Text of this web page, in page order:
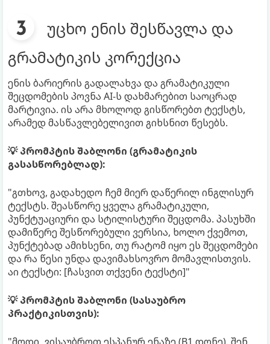
უცხო ენის შესწავლა და
გრამატიკის კორექცია
ენის ბარიერის გადალახვა და გრამატიკული
შეცდომების პოვნა AI-ს დახმარებით საოცრად
მარტივია. ის არა მხოლოდ გისწორებთ ტექსტს,
არამედ მასწავლებელივით გიხსნით წესებს.
💡 პრომპტის შაბლონი (გრამატიკის
გასასწორებლად):
"გთხოვ, გადახედო ჩემ მიერ დაწერილ ინგლისურ
ტექსტს. შეასწორე ყველა გრამატიკული,
პუნქტუაციური და სტილისტური შეცდომა. პასუხში
დამიწერე შესწორებული ვერსია, ხოლო ქვემოთ,
პუნქტებად ამიხსენი, თუ რატომ იყო ეს შეცდომები
და რა წესი უნდა დავიმახსოვრო მომავლისთვის.
აი ტექსტი: [ჩასვით თქვენი ტექსტი]"
💡 პრომპტის შაბლონი (სასაუბრო
პრაქტიკისთვის):